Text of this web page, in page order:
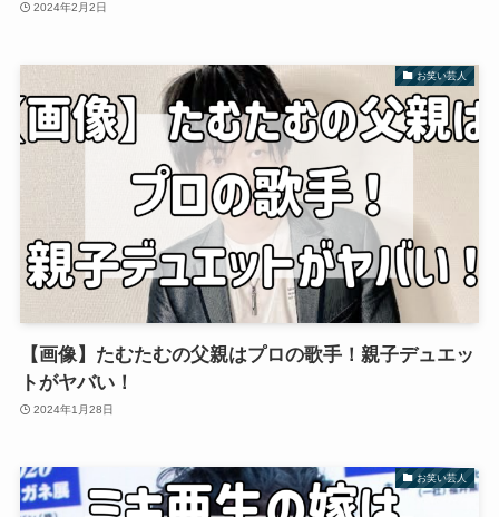
2024年2月2日
お笑い芸人
【画像】たむたむの父親はプロの歌手！親子デュエッ
トがヤバい！
2024年1月28日
お笑い芸人